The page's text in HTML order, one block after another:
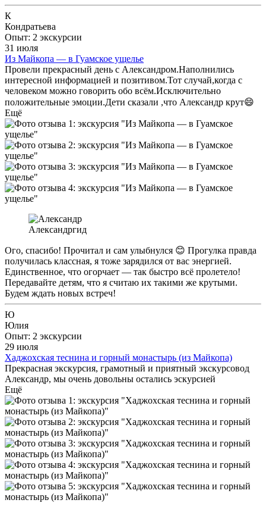
К
Кондратьева
Опыт: 2 экскурсии
31 июля
Из Майкопа — в Гуамское ущелье
Провели прекрасный день с Александром.Наполнились
интересной информацией и позитивом.Тот случай,когда с
человеком можно говорить обо всём.Исключительно
положительные эмоции.Дети сказали ,что Александр крут😄
Ещё
Александргид
Ого, спасибо! Прочитал и сам улыбнулся 😊 Прогулка правда
получилась классная, я тоже зарядился от вас энергией.
Единственное, что огорчает — так быстро всё пролетело!
Передавайте детям, что я считаю их такими же крутыми.
Будем ждать новых встреч!
Ю
Юлия
Опыт: 2 экскурсии
29 июля
Хаджохская теснина и горный монастырь (из Майкопа)
Прекрасная экскурсия, грамотный и приятный экскурсовод
Александр, мы очень довольны остались эскурсией
Ещё